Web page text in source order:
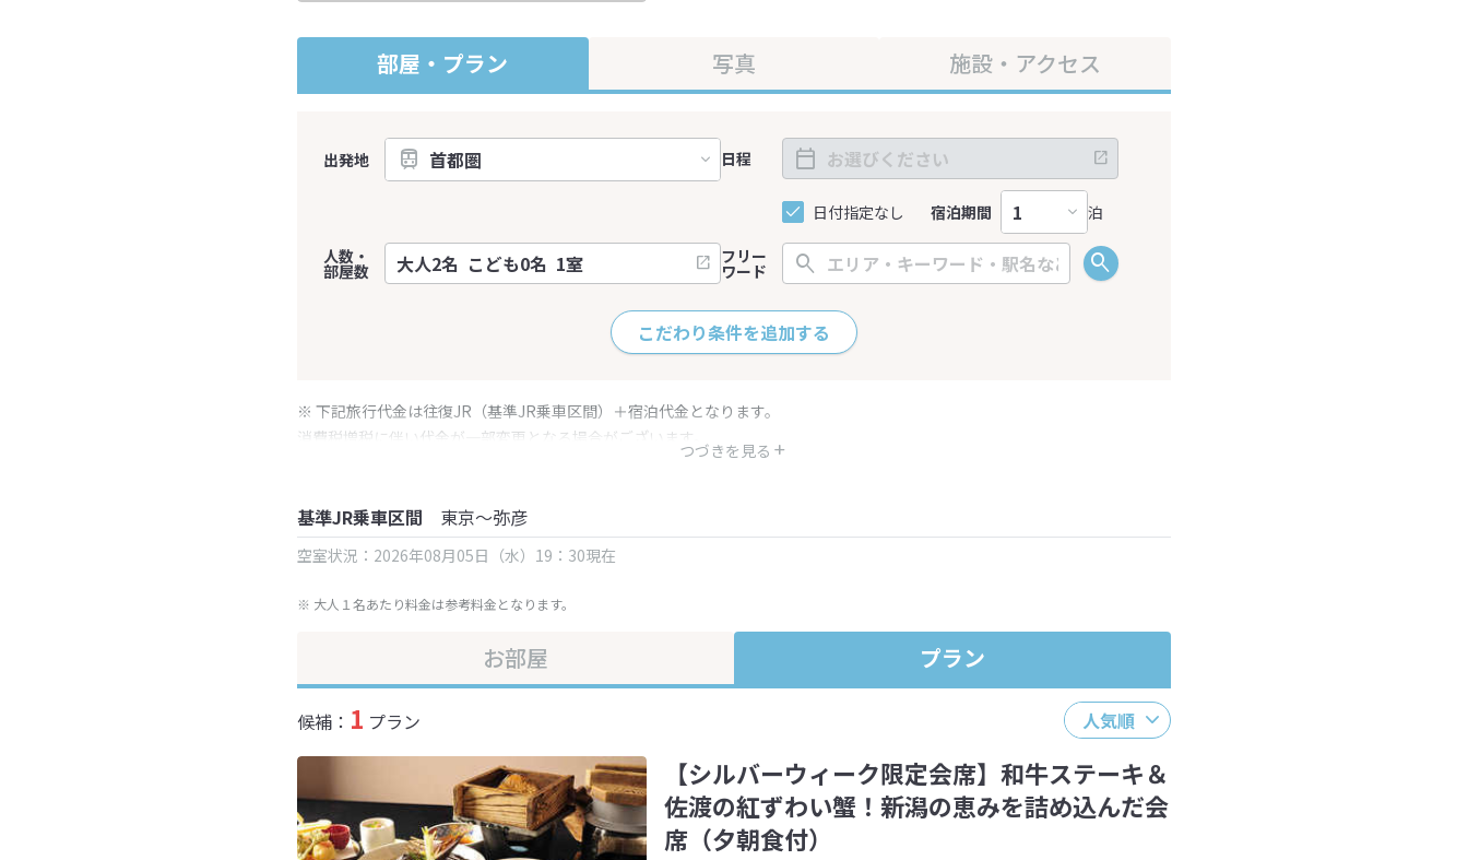
部屋・プラン 写真 施設・アクセス
出発地 日程
日付指定なし 宿泊期間
泊
人数・
部屋数
フリー
ワード
こだわり条件を追加する
つづきを見る
※ 下記旅行代金は往復JR（基準JR乗車区間）＋宿泊代金となります。
消費税増税に伴い代金が一部変更となる場合がございます。
※ 表示されている旅行代金・プラン内容は一定時間ごとに更新されます。最終確認画面でご確認ください。
基準JR乗車区間 東京～弥彦
空室状況：2026年08月05日（水）19：30現在
※ 大人１名あたり料金は参考料金となります。
お部屋 プラン
候補： 1 プラン 人気順
【シルバーウィーク限定会席】和牛ステーキ＆
佐渡の紅ずわい蟹！新潟の恵みを詰め込んだ会
席（夕朝食付）